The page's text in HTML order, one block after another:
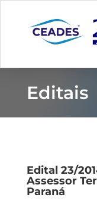
Editais
Edital 23/
Assessor
Paraná